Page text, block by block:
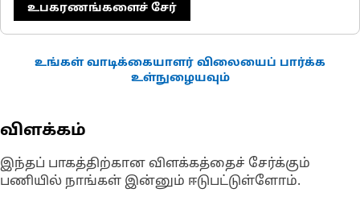
உபகரணங்களைச் சேர்
உங்கள் வாடிக்கையாளர் விலையைப் பார்க்க
உள்நுழையவும்
விளக்கம்
இந்தப் பாகத்திற்கான விளக்கத்தைச் சேர்க்கும்
பணியில் நாங்கள் இன்னும் ஈடுபட்டுள்ளோம்.